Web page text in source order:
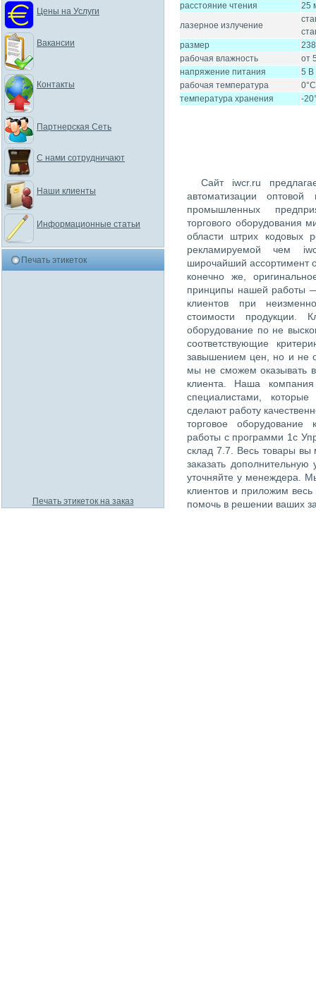
расстояние чтения
25
лазерное излучение
размер
рабочая влажность
от
напряжение питания
5 В
рабочая температура
температура хранения
-
Сайт iwcr.ru
автоматизации
промышленных
торгового оборудования
области штрих кодовых
рекламируемой чем
широчайший ассортимент
конечно же,
принципы нашей работы
клиентов при
стоимости продукции.
оборудование по не
соответствующие
завышением цен, но и не
мы не сможем оказывать
клиента. Наша компания
специалистами,
сделают работу
торговое оборудование
работы с программи 1с
склад 7.7. Весь товары вы
заказать
уточняйте у менеждера.
клиентов и приложим
помочь в решении ваших
Цены на Услуги
Вакансии
Контакты
Партнерская Сеть
С нами сотрудничают
Наши клиенты
Информационные статьи
Печать этикеток
Печать этикеток на заказ